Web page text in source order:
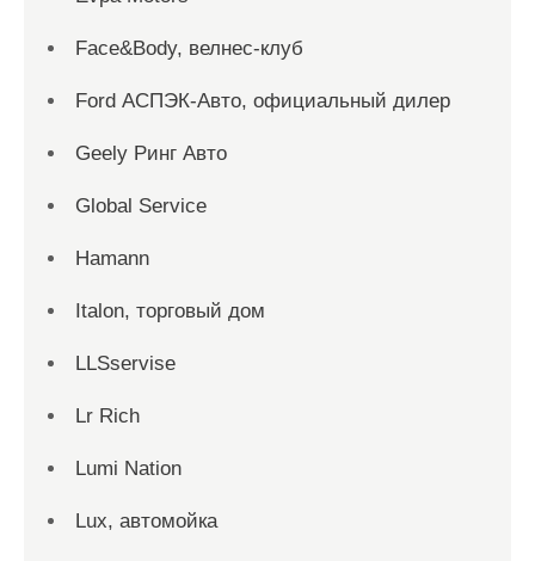
Face&Body, велнес-клуб
Ford АСПЭК-Авто, официальный дилер
Geely Ринг Авто
Global Service
Hamann
Italon, торговый дом
LLSservise
Lr Rich
Lumi Nation
Lux, автомойка